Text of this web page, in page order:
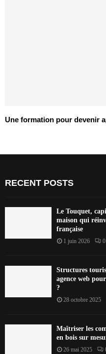
Une formation pour devenir
RECENT POSTS
Le Touquet,
maison qui
française
1 juin 2026 0
Structures
agence web
?
28 octobre 2025
Maîtriser les
en bois sur
26 mai 2025